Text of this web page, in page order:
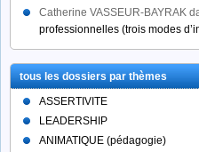
Catherine VASSEUR-BAYRAK
professionnelles (trois modes
tous les dossiers par thèmes
ASSERTIVITE
LEADERSHIP
ANIMATIQUE (pédagogie)